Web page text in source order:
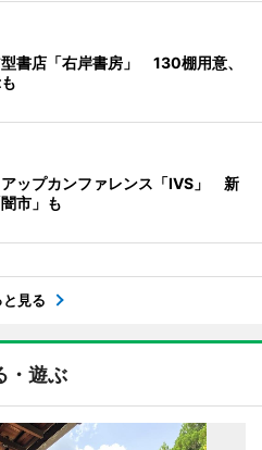
書店「右岸書房」 130棚用意、
ップカンファレンス「IVS」 新
市」も
と見る
・遊ぶ